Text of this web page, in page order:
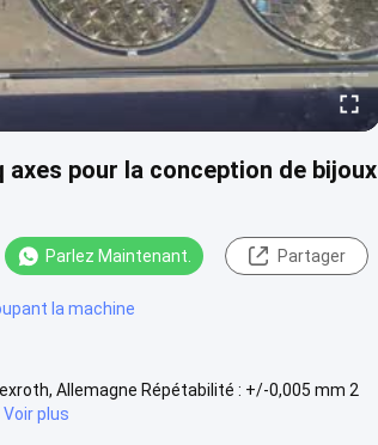
pour la conception de bijoux
Parlez Maintenant. Partager
la machine
Allemagne Répétabilité : +/-0,005 mm 2
Voir plus